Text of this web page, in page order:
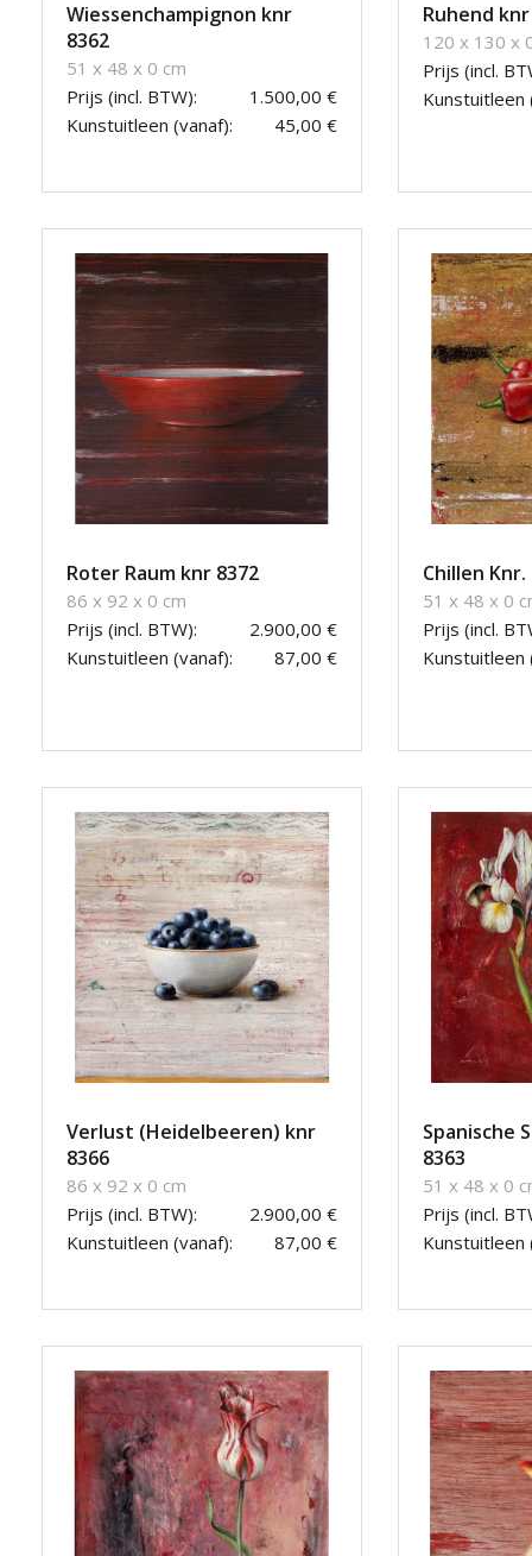
Wiessenchampignon knr
8362
51 x 48 x 0 cm
Prijs (incl. BTW):
1.500,00 €
Kunstuitleen (vanaf):
45,00 €
Ruhend
120 x 130 x
Prijs (incl.
Kunstuitleen
Roter Raum knr 8372
86 x 92 x 0 cm
Prijs (incl. BTW):
2.900,00 €
Kunstuitleen (vanaf):
87,00 €
Chillen Knr.
51 x 48 x 0
Prijs (incl.
Kunstuitleen
Verlust (Heidelbeeren) knr
8366
86 x 92 x 0 cm
Prijs (incl. BTW):
2.900,00 €
Kunstuitleen (vanaf):
87,00 €
Spanische
8363
51 x 48 x 0
Prijs (incl.
Kunstuitleen